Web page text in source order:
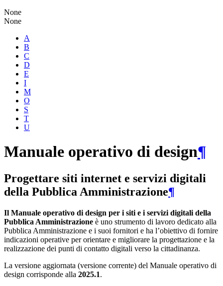
None
None
A
B
C
D
E
I
M
O
S
T
U
Manuale operativo di design¶
Progettare siti internet e servizi digitali
della Pubblica Amministrazione¶
Il Manuale operativo di design per i siti e i servizi digitali della
Pubblica Amministrazione è uno strumento di lavoro dedicato alla
Pubblica Amministrazione e i suoi fornitori e ha l’obiettivo di fornire
indicazioni operative per orientare e migliorare la progettazione e la
realizzazione dei punti di contatto digitali verso la cittadinanza.
La versione aggiornata (versione corrente) del Manuale operativo di
design corrisponde alla 2025.1.